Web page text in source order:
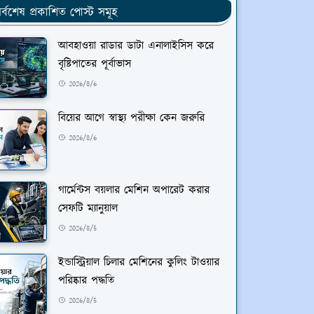
প্রকাশিত পোস্ট সমূহ
আবহাওয়া রাডার ডাটা এনালাইসিস করে
বৃষ্টিপাতের পূর্বাভাস
2026/8/6
বিয়ের আগে স্বাস্থ্য পরীক্ষা কেন জরুরি
2026/8/6
গার্মেন্টস বয়লার মেশিন অপারেট করার
সেফটি ম্যানুয়াল
2026/8/5
ইন্ডাস্ট্রিয়াল চিলার মেশিনের কুলিং টাওয়ার
পরিষ্কার পদ্ধতি
2026/8/5